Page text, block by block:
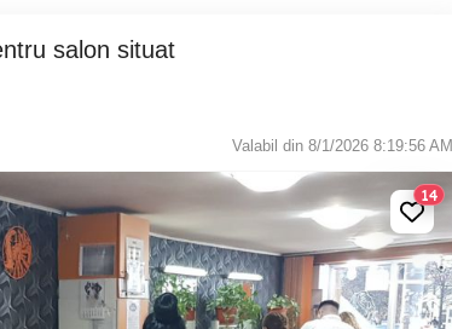
Valabil din 8/1/2026 8:19:56 AM
14